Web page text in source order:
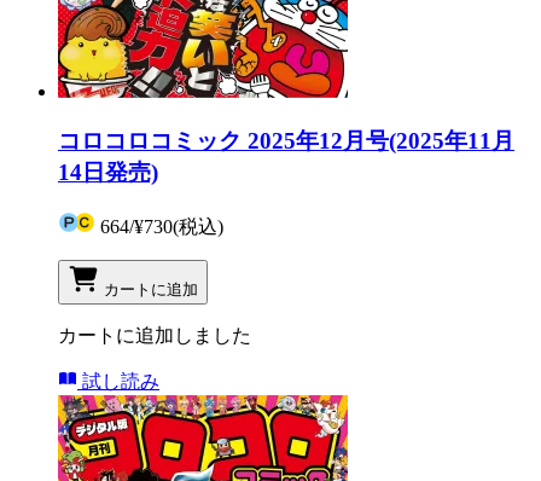
コロコロコミック 2025年12月号(2025年11月
14日発売)
664/¥730(税込)
カートに追加
カートに追加しました
試し読み